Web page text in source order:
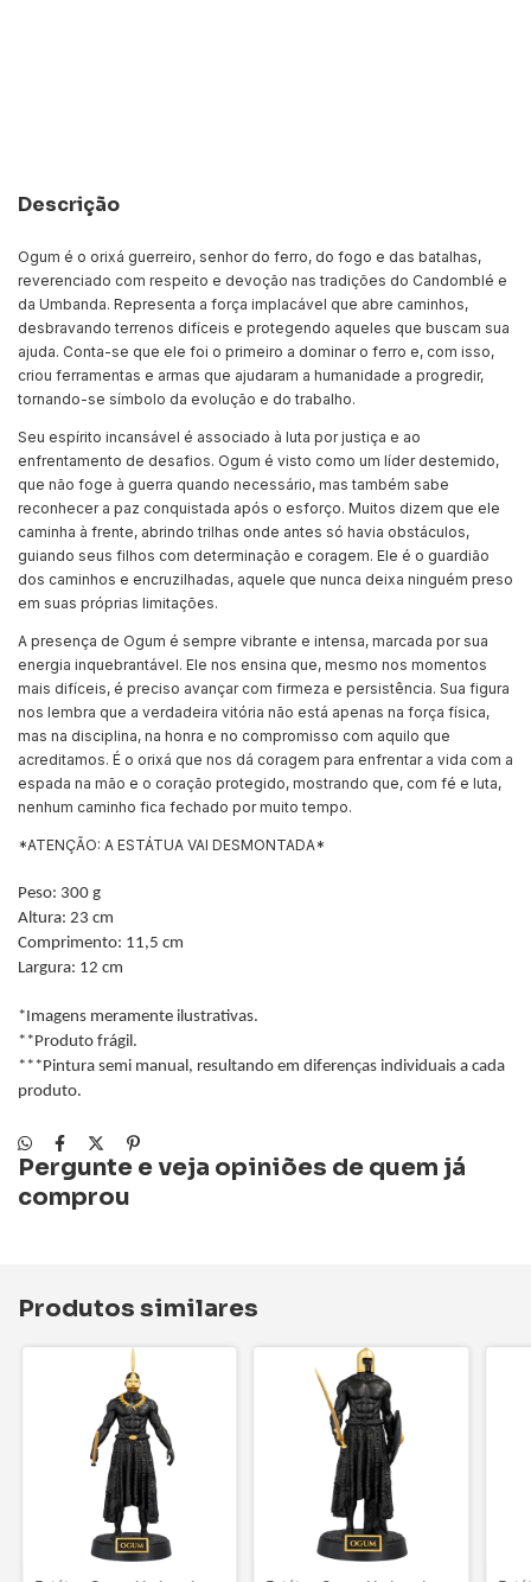
Descrição
Ogum é o orixá guerreiro, senhor do ferro, do fogo e das batalhas,
reverenciado com respeito e devoção nas tradições do Candomblé e
da Umbanda. Representa a força implacável que abre caminhos,
desbravando terrenos difíceis e protegendo aqueles que buscam sua
ajuda. Conta-se que ele foi o primeiro a dominar o ferro e, com isso,
criou ferramentas e armas que ajudaram a humanidade a progredir,
tornando-se símbolo da evolução e do trabalho.
Seu espírito incansável é associado à luta por justiça e ao
enfrentamento de desafios. Ogum é visto como um líder destemido,
que não foge à guerra quando necessário, mas também sabe
reconhecer a paz conquistada após o esforço. Muitos dizem que ele
caminha à frente, abrindo trilhas onde antes só havia obstáculos,
guiando seus filhos com determinação e coragem. Ele é o guardião
dos caminhos e encruzilhadas, aquele que nunca deixa ninguém preso
em suas próprias limitações.
A presença de Ogum é sempre vibrante e intensa, marcada por sua
energia inquebrantável. Ele nos ensina que, mesmo nos momentos
mais difíceis, é preciso avançar com firmeza e persistência. Sua figura
nos lembra que a verdadeira vitória não está apenas na força física,
mas na disciplina, na honra e no compromisso com aquilo que
acreditamos. É o orixá que nos dá coragem para enfrentar a vida com a
espada na mão e o coração protegido, mostrando que, com fé e luta,
nenhum caminho fica fechado por muito tempo.
*ATENÇÃO: A ESTÁTUA VAI DESMONTADA*
Peso: 300 g
Altura: 23 cm
Comprimento: 11,5 cm
Largura: 12 cm
*Imagens meramente ilustrativas.
**Produto frágil.
***Pintura semi manual, resultando em diferenças individuais a cada
produto.
Pergunte e veja opiniões de quem já
comprou
Produtos similares